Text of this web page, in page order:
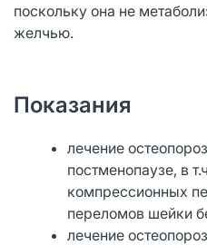
поскольку она не
желчью.
Показания
лечение
постменопаузе, в
компрессионных
переломов шейки
лечение